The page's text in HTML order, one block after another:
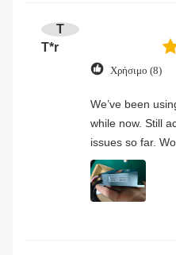
T
T*r
Χρήσιμο (8)
We’ve been
while now. Still
issues so far.